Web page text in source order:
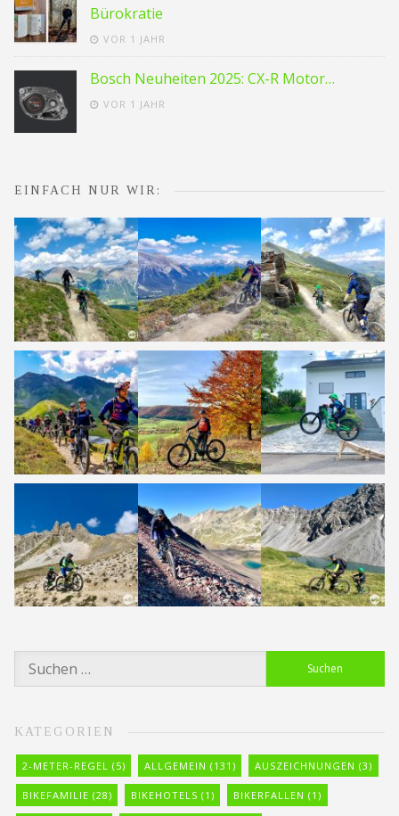
Bürokratie
VOR 1 JAHR
Bosch Neuheiten 2025: CX-R Motor…
VOR 1 JAHR
EINFACH NUR WIR:
Suchen
nach:
KATEGORIEN
2-METER-REGEL (5) ALLGEMEIN (131) AUSZEICHNUNGEN (3)
BIKEFAMILIE (28) BIKEHOTELS (1) BIKERFALLEN (1)